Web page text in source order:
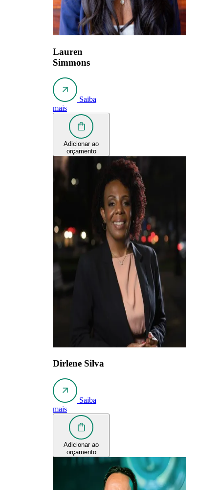
Lauren
Simmons
Saiba
mais
Adicionar ao
orçamento
Dirlene Silva
Saiba
mais
Adicionar ao
orçamento